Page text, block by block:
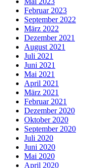
Februar 2023
September 2022
März 2022
Dezember 2021
August 2021
Juli 2021
Juni 2021
Mai 2021
April 2021
März 2021
Februar 2021
Dezember 2020
Oktober 2020
September 2020
Juli 2020
Juni 2020
Mai 2020
April 2020